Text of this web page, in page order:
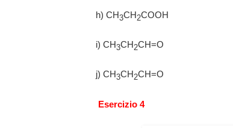
h) CH3CH2COOH
i) CH3CH2CH=O
j) CH3CH2CH=O
Esercizio 4